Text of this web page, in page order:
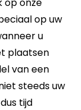
op uw
u
plaatsen
van een
steeds uw
tijd